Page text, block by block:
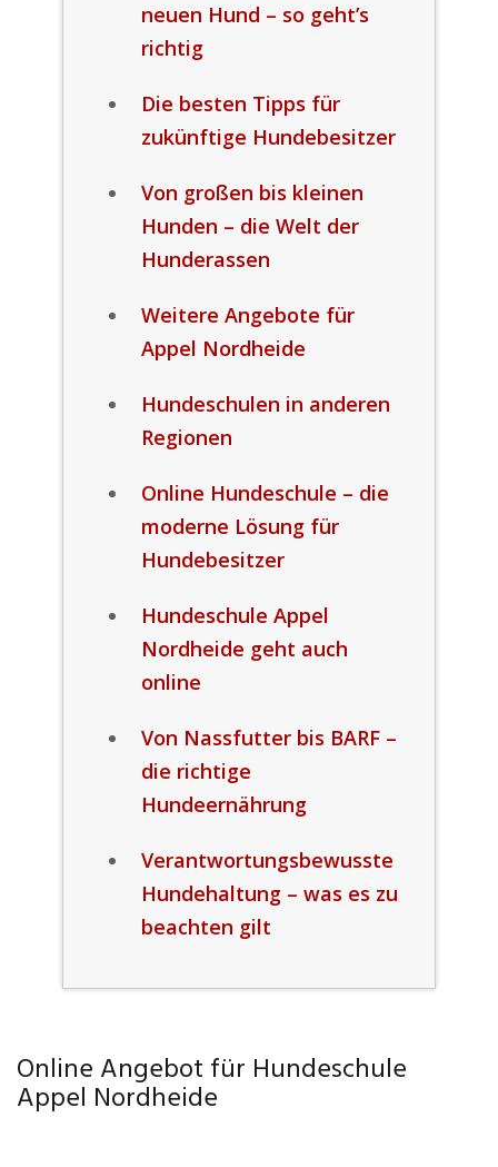
neuen Hund – so geht’s
richtig
Die besten Tipps für
zukünftige Hundebesitzer
Von großen bis kleinen
Hunden – die Welt der
Hunderassen
Weitere Angebote für
Appel Nordheide
Hundeschulen in anderen
Regionen
Online Hundeschule – die
moderne Lösung für
Hundebesitzer
Hundeschule Appel
Nordheide geht auch
online
Von Nassfutter bis BARF –
die richtige
Hundeernährung
Verantwortungsbewusste
Hundehaltung – was es zu
beachten gilt
Online Angebot für Hundeschule
Appel Nordheide